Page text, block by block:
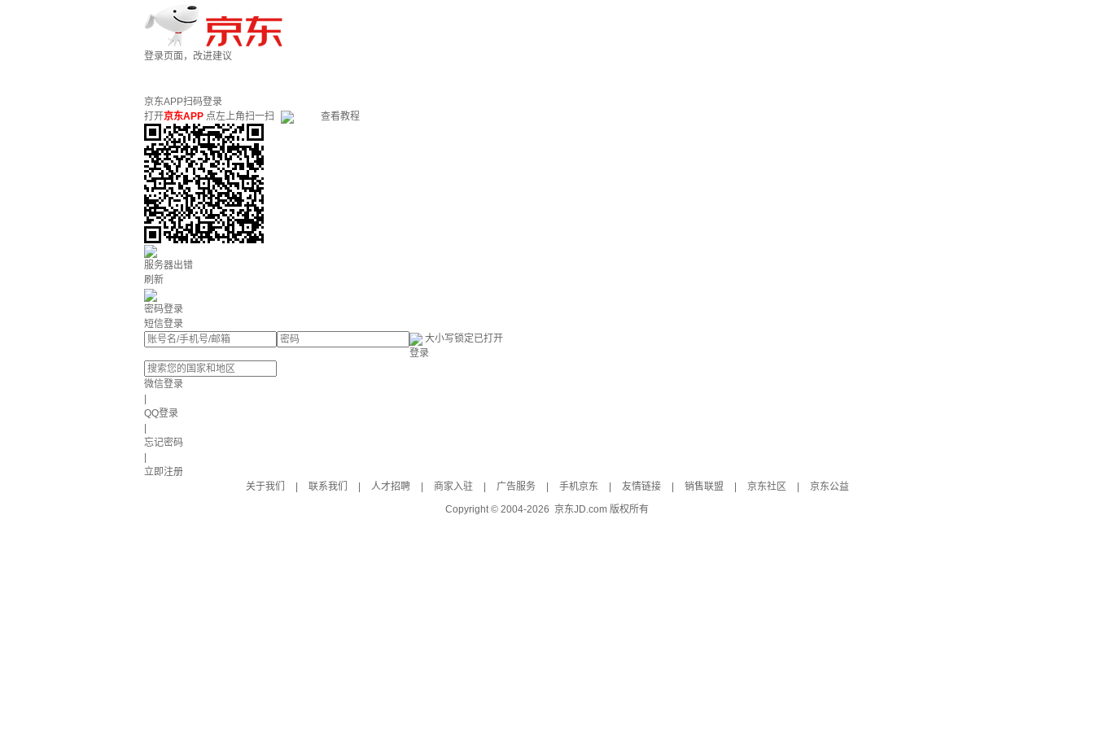
登录页面，改进建议
京东APP扫码登录
打开京东APP 点左上角扫一扫 查看教程
服务器出错
刷新
密码登录
短信登录
大小写锁定已打开
登录
微信登录
QQ登录
忘记密码
立即注册
关于我们
联系我们 人才招聘 商家入驻 广告服务 手机京东 友情链接 销售联盟 京东社区
京东公益
Copyright © 2004-2026 京东JD.com 版权所有